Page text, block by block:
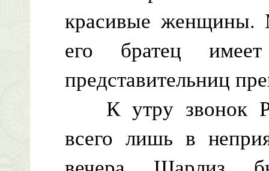
красивые женщины.
его братец
представительниц
К утру звонок
всего лишь в